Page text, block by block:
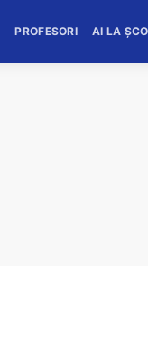
PROFESORI AI LA